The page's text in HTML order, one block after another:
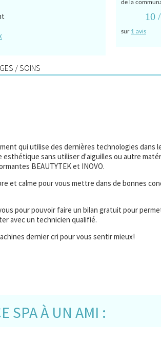
de la
10
sur 1 avis
/ SOINS
qui utilise des dernières technologies dans
sans utiliser d'aiguilles ou autre
BEAUTYTEK et INOVO.
et calme pour vous mettre dans de bonnes
pour pouvoir faire un bilan gratuit pour
avec un technicien qualifié.
dernier cri pour vous sentir mieux!
SPA À UN AMI :